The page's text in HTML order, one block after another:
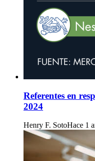
Referentes en
2024
Henry F. SotoHace 1